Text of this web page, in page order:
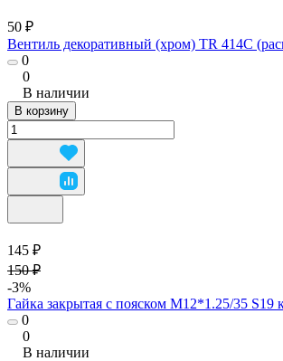
50 ₽
Вентиль декоративный (хром) TR 414С
0
0
В наличии
В корзину
145 ₽
150 ₽
-3%
Гайка закрытая с пояском М12*1.25/35 S19
0
0
В наличии